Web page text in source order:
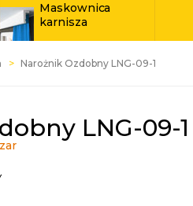
Maskownica
karnisza
Narożnik Ozdobny LNG-09-1
LNG-09-1